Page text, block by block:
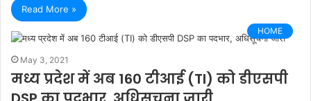
Read More »
HOME
May 3, 2021
मध्य प्रदेश में अब 160 टीआई (TI) को डीएसपी